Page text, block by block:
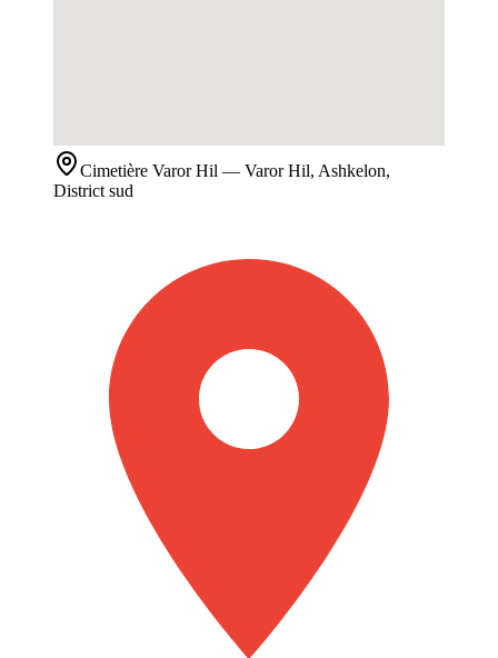
Cimetière Varor Hil — Varor Hil, Ashkelon,
District sud